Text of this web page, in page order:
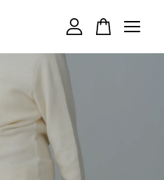
前還是空的。